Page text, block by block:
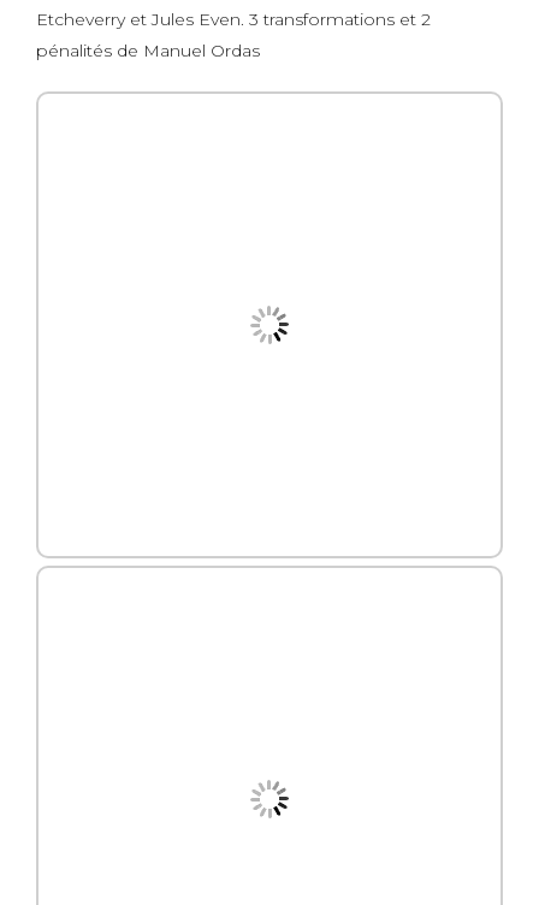
Etcheverry et Jules Even. 3 transformations et 2
pénalités de Manuel Ordas